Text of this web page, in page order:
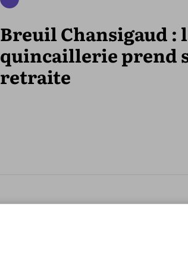
Breuil Chansigaud :
quincaillerie prend
retraite